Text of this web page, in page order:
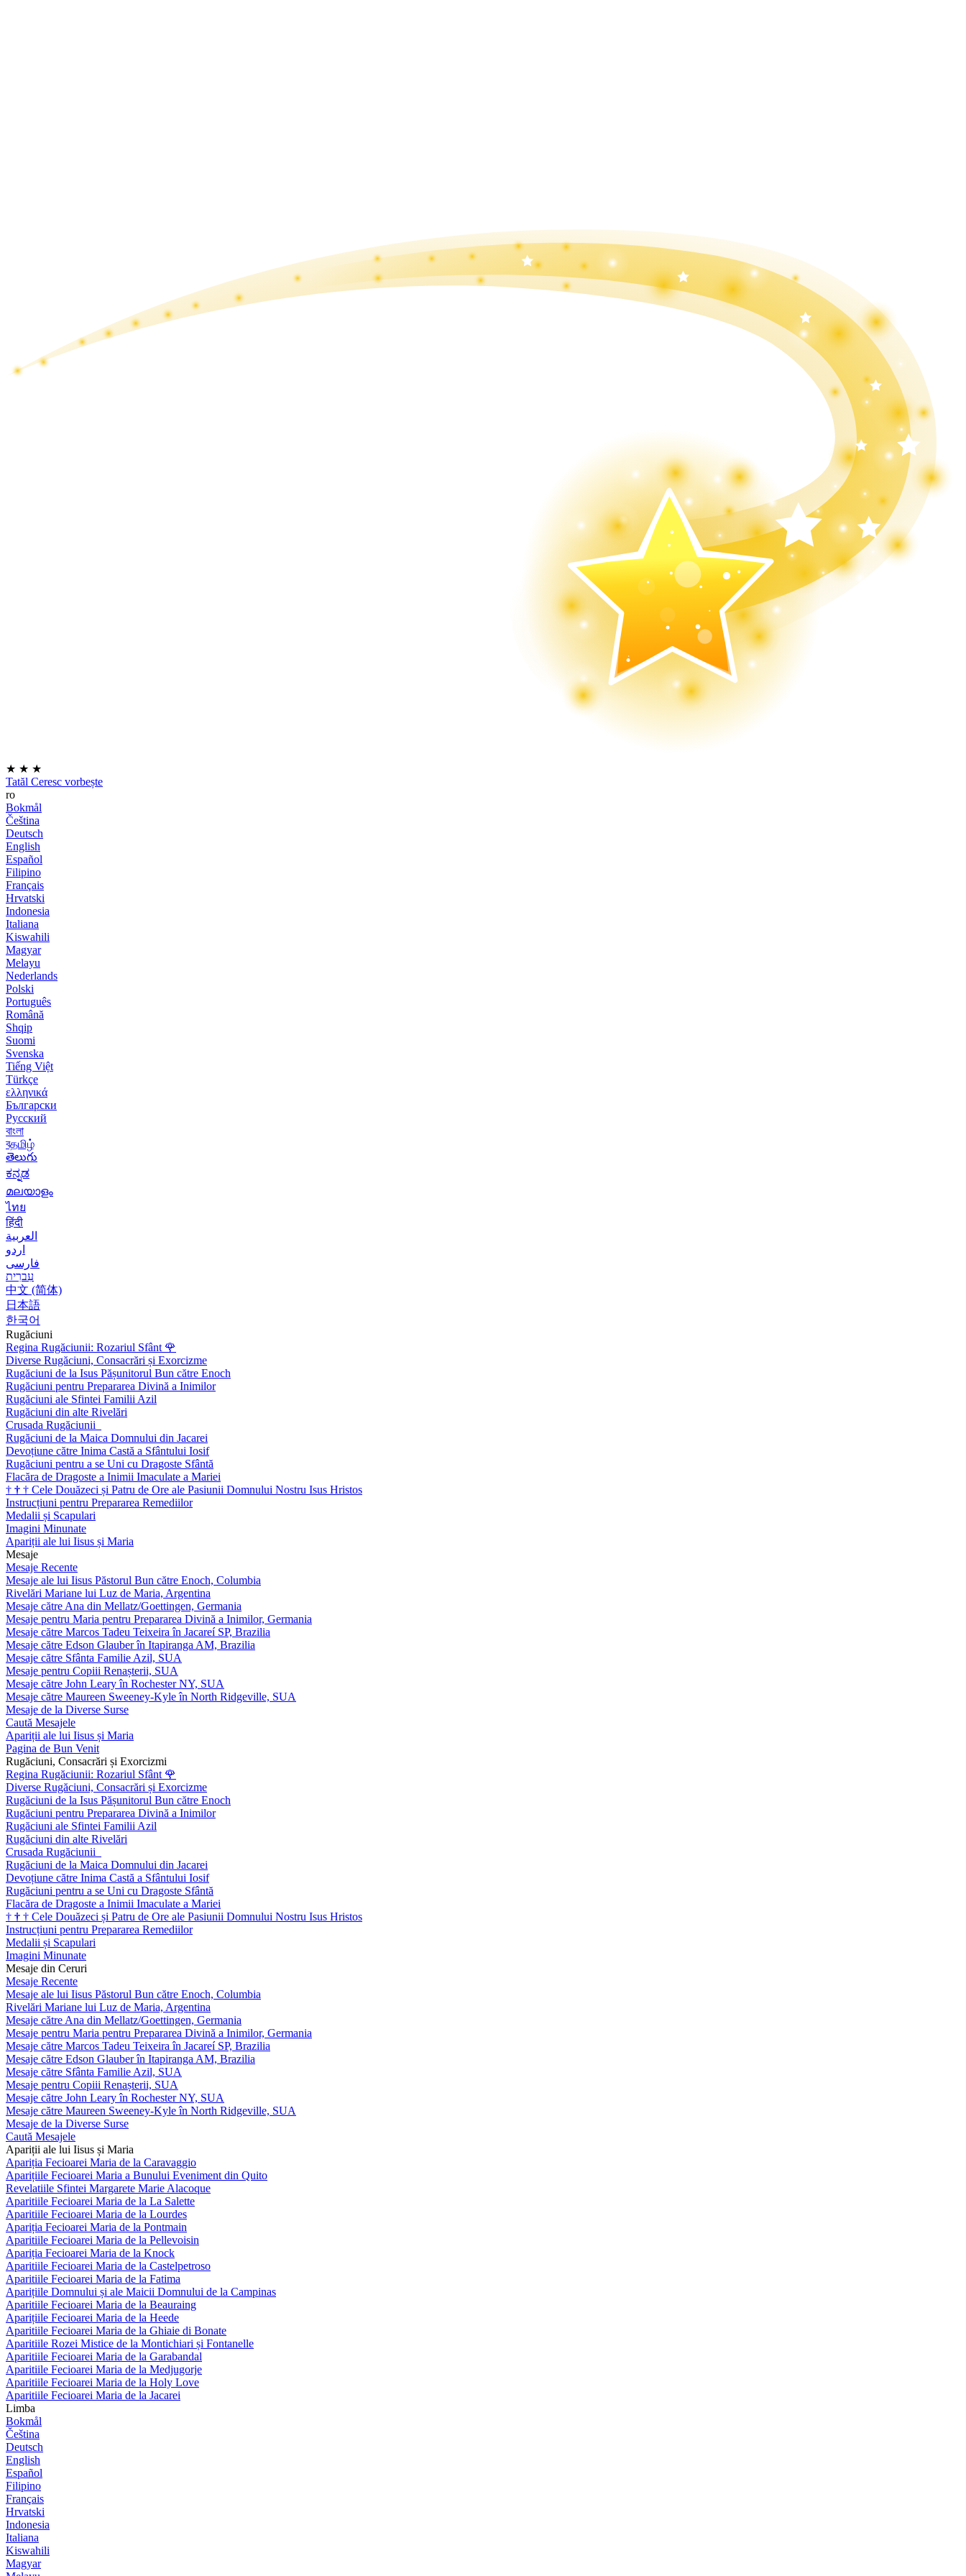
★ ★ ★
Tatăl Ceresc vorbește
ro
Bokmål
Čeština
Deutsch
English
Español
Filipino
Français
Hrvatski
Indonesia
Italiana
Kiswahili
Magyar
Melayu
Nederlands
Polski
Português
Română
Shqip
Suomi
Svenska
Tiếng Việt
Türkçe
ελληνικά
Български
Русский
বাংলা
বதமிழ்
తెలుగు
ಕನ್ನಡ
മലയാളം
ไทย
हिंदी
العربية
اردو
فارسی
עִברִית
中文 (简体)
日本語
한국어
Rugăciuni
Regina Rugăciunii: Rozariul Sfânt 🌹
Diverse Rugăciuni, Consacrări și Exorcizme
Rugăciuni de la Isus Pășunitorul Bun către Enoch
Rugăciuni pentru Prepararea Divină a Inimilor
Rugăciuni ale Sfintei Familii Azil
Rugăciuni din alte Rivelări
Crusada Rugăciunii
Rugăciuni de la Maica Domnului din Jacarei
Devoțiune către Inima Castă a Sfântului Iosif
Rugăciuni pentru a se Uni cu Dragoste Sfântă
Flacăra de Dragoste a Inimii Imaculate a Mariei
† † † Cele Douăzeci și Patru de Ore ale Pasiunii Domnului Nostru Isus Hristos
Instrucțiuni pentru Prepararea Remediilor
Medalii și Scapulari
Imagini Minunate
Apariții ale lui Iisus și Maria
Mesaje
Mesaje Recente
Mesaje ale lui Iisus Păstorul Bun către Enoch, Columbia
Rivelări Mariane lui Luz de Maria, Argentina
Mesaje către Ana din Mellatz/Goettingen, Germania
Mesaje pentru Maria pentru Prepararea Divină a Inimilor, Germania
Mesaje către Marcos Tadeu Teixeira în Jacareí SP, Brazilia
Mesaje către Edson Glauber în Itapiranga AM, Brazilia
Mesaje către Sfânta Familie Azil, SUA
Mesaje pentru Copiii Renașterii, SUA
Mesaje către John Leary în Rochester NY, SUA
Mesaje către Maureen Sweeney-Kyle în North Ridgeville, SUA
Mesaje de la Diverse Surse
Caută Mesajele
Apariții ale lui Iisus și Maria
Pagina de Bun Venit
Rugăciuni, Consacrări și Exorcizmi
Regina Rugăciunii: Rozariul Sfânt 🌹
Diverse Rugăciuni, Consacrări și Exorcizme
Rugăciuni de la Isus Pășunitorul Bun către Enoch
Rugăciuni pentru Prepararea Divină a Inimilor
Rugăciuni ale Sfintei Familii Azil
Rugăciuni din alte Rivelări
Crusada Rugăciunii
Rugăciuni de la Maica Domnului din Jacarei
Devoțiune către Inima Castă a Sfântului Iosif
Rugăciuni pentru a se Uni cu Dragoste Sfântă
Flacăra de Dragoste a Inimii Imaculate a Mariei
† † † Cele Douăzeci și Patru de Ore ale Pasiunii Domnului Nostru Isus Hristos
Instrucțiuni pentru Prepararea Remediilor
Medalii și Scapulari
Imagini Minunate
Mesaje din Ceruri
Mesaje Recente
Mesaje ale lui Iisus Păstorul Bun către Enoch, Columbia
Rivelări Mariane lui Luz de Maria, Argentina
Mesaje către Ana din Mellatz/Goettingen, Germania
Mesaje pentru Maria pentru Prepararea Divină a Inimilor, Germania
Mesaje către Marcos Tadeu Teixeira în Jacareí SP, Brazilia
Mesaje către Edson Glauber în Itapiranga AM, Brazilia
Mesaje către Sfânta Familie Azil, SUA
Mesaje pentru Copiii Renașterii, SUA
Mesaje către John Leary în Rochester NY, SUA
Mesaje către Maureen Sweeney-Kyle în North Ridgeville, SUA
Mesaje de la Diverse Surse
Caută Mesajele
Apariții ale lui Iisus și Maria
Apariția Fecioarei Maria de la Caravaggio
Aparițiile Fecioarei Maria a Bunului Eveniment din Quito
Revelatiile Sfintei Margarete Marie Alacoque
Aparitiile Fecioarei Maria de la La Salette
Aparitiile Fecioarei Maria de la Lourdes
Apariția Fecioarei Maria de la Pontmain
Aparitiile Fecioarei Maria de la Pellevoisin
Apariția Fecioarei Maria de la Knock
Aparitiile Fecioarei Maria de la Castelpetroso
Aparitiile Fecioarei Maria de la Fatima
Aparițiile Domnului și ale Maicii Domnului de la Campinas
Aparitiile Fecioarei Maria de la Beauraing
Aparițiile Fecioarei Maria de la Heede
Aparitiile Fecioarei Maria de la Ghiaie di Bonate
Aparitiile Rozei Mistice de la Montichiari și Fontanelle
Aparitiile Fecioarei Maria de la Garabandal
Aparitiile Fecioarei Maria de la Medjugorje
Aparitiile Fecioarei Maria de la Holy Love
Aparitiile Fecioarei Maria de la Jacarei
Limba
Bokmål
Čeština
Deutsch
English
Español
Filipino
Français
Hrvatski
Indonesia
Italiana
Kiswahili
Magyar